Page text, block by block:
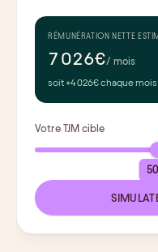
RÉMUNÉRATION NETTE
7 026€/ mois
soit +4 026€ chaque mois
Votre TJM cible